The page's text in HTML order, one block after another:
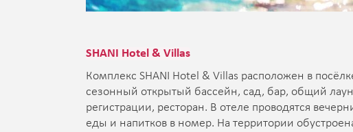
SHANI Hotel & Villas
Комплекс SHANI Hotel & Villas расположен в
сезонный открытый бассейн, сад, бар, общий
регистрации, ресторан. В отеле проводятся
еды и напитков в номер. На территории